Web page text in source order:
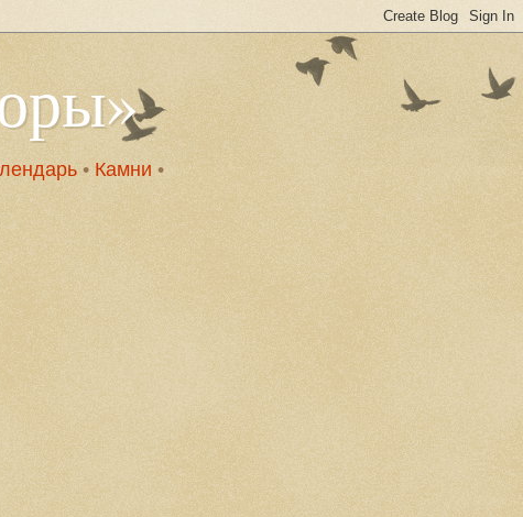
• Камни •